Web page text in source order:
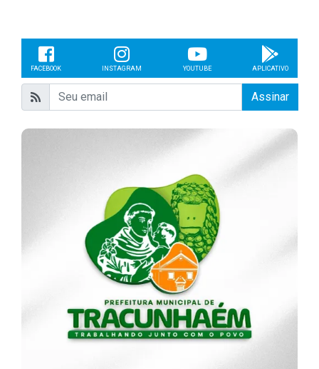
FACEBOOK INSTAGRAM YOUTUBE APLICATIVO
Assinar